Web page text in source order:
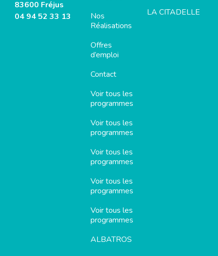
83600 Fréjus
04 94 52 33 13
Nos
Réalisations
Offres
d’emploi
Contact
Voir tous les
programmes
Voir tous les
programmes
Voir tous les
programmes
Voir tous les
programmes
Voir tous les
programmes
ALBATROS
LA CITADELLE